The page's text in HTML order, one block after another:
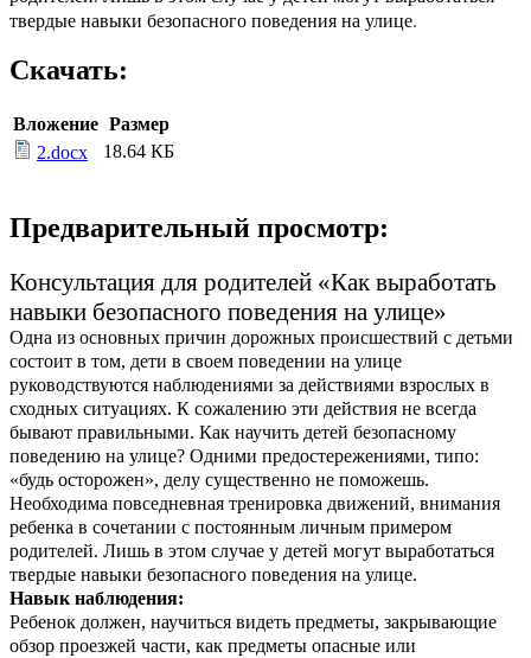
твердые навыки безопасного поведения на улице.
Скачать:
Вложение Размер
2.docx
18.64 КБ
Предварительный просмотр:
Консультация для родителей «Как выработать
навыки безопасного поведения на улице»
Одна из основных причин дорожных происшествий с детьми
состоит в том, дети в своем поведении на улице
руководствуются наблюдениями за действиями взрослых в
сходных ситуациях. К сожалению эти действия не всегда
бывают правильными. Как научить детей безопасному
поведению на улице? Одними предостережениями, типо:
«будь осторожен», делу существенно не поможешь.
Необходима повседневная тренировка движений, внимания
ребенка в сочетании с постоянным личным примером
родителей. Лишь в этом случае у детей могут выработаться
твердые навыки безопасного поведения на улице.
Навык наблюдения:
Ребенок должен, научиться видеть предметы, закрывающие
обзор проезжей части, как предметы опасные или